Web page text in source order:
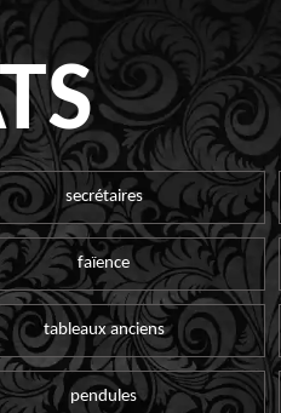
secrétaires
faïence
tableaux anciens
pendules